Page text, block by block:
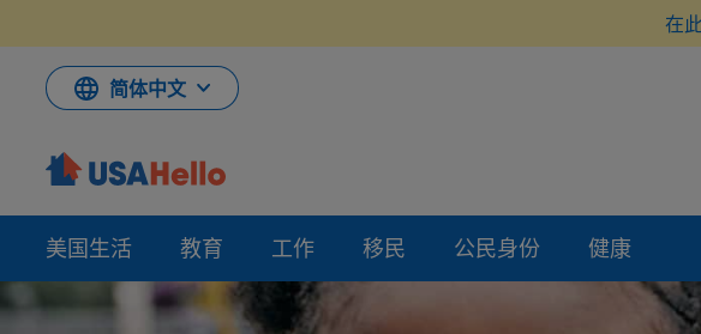
在
简体中文
美国生活 教育 工作 移民 公民身份 健康